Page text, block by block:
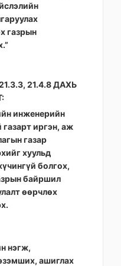
газрын
21.4.8 ДАХЬ
инженерийн
иргэн, аж
газар
хуульд
болгох,
байршил
өөрчлөх
нэгж,
ашиглах